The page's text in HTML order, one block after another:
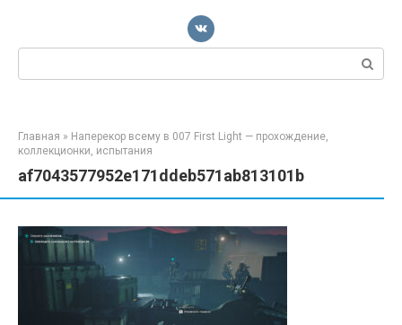
Поиск:
Главная » Наперекор всему в 007 First Light — прохождение,
коллекционки, испытания
af7043577952e171ddeb571ab813101b